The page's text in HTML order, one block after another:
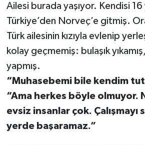
Ailesi burada yaşıyor. Kendisi 16
Türkiye’den Norveç’e gitmiş.
Türk ailesinin kızıyla evlenip
kolay geçmemiş: bulaşık
yapmış.
“Muhasebemi bile kendim
“Ama herkes böyle olmuyor.
evsiz insanlar çok.
yerde başaramaz.”